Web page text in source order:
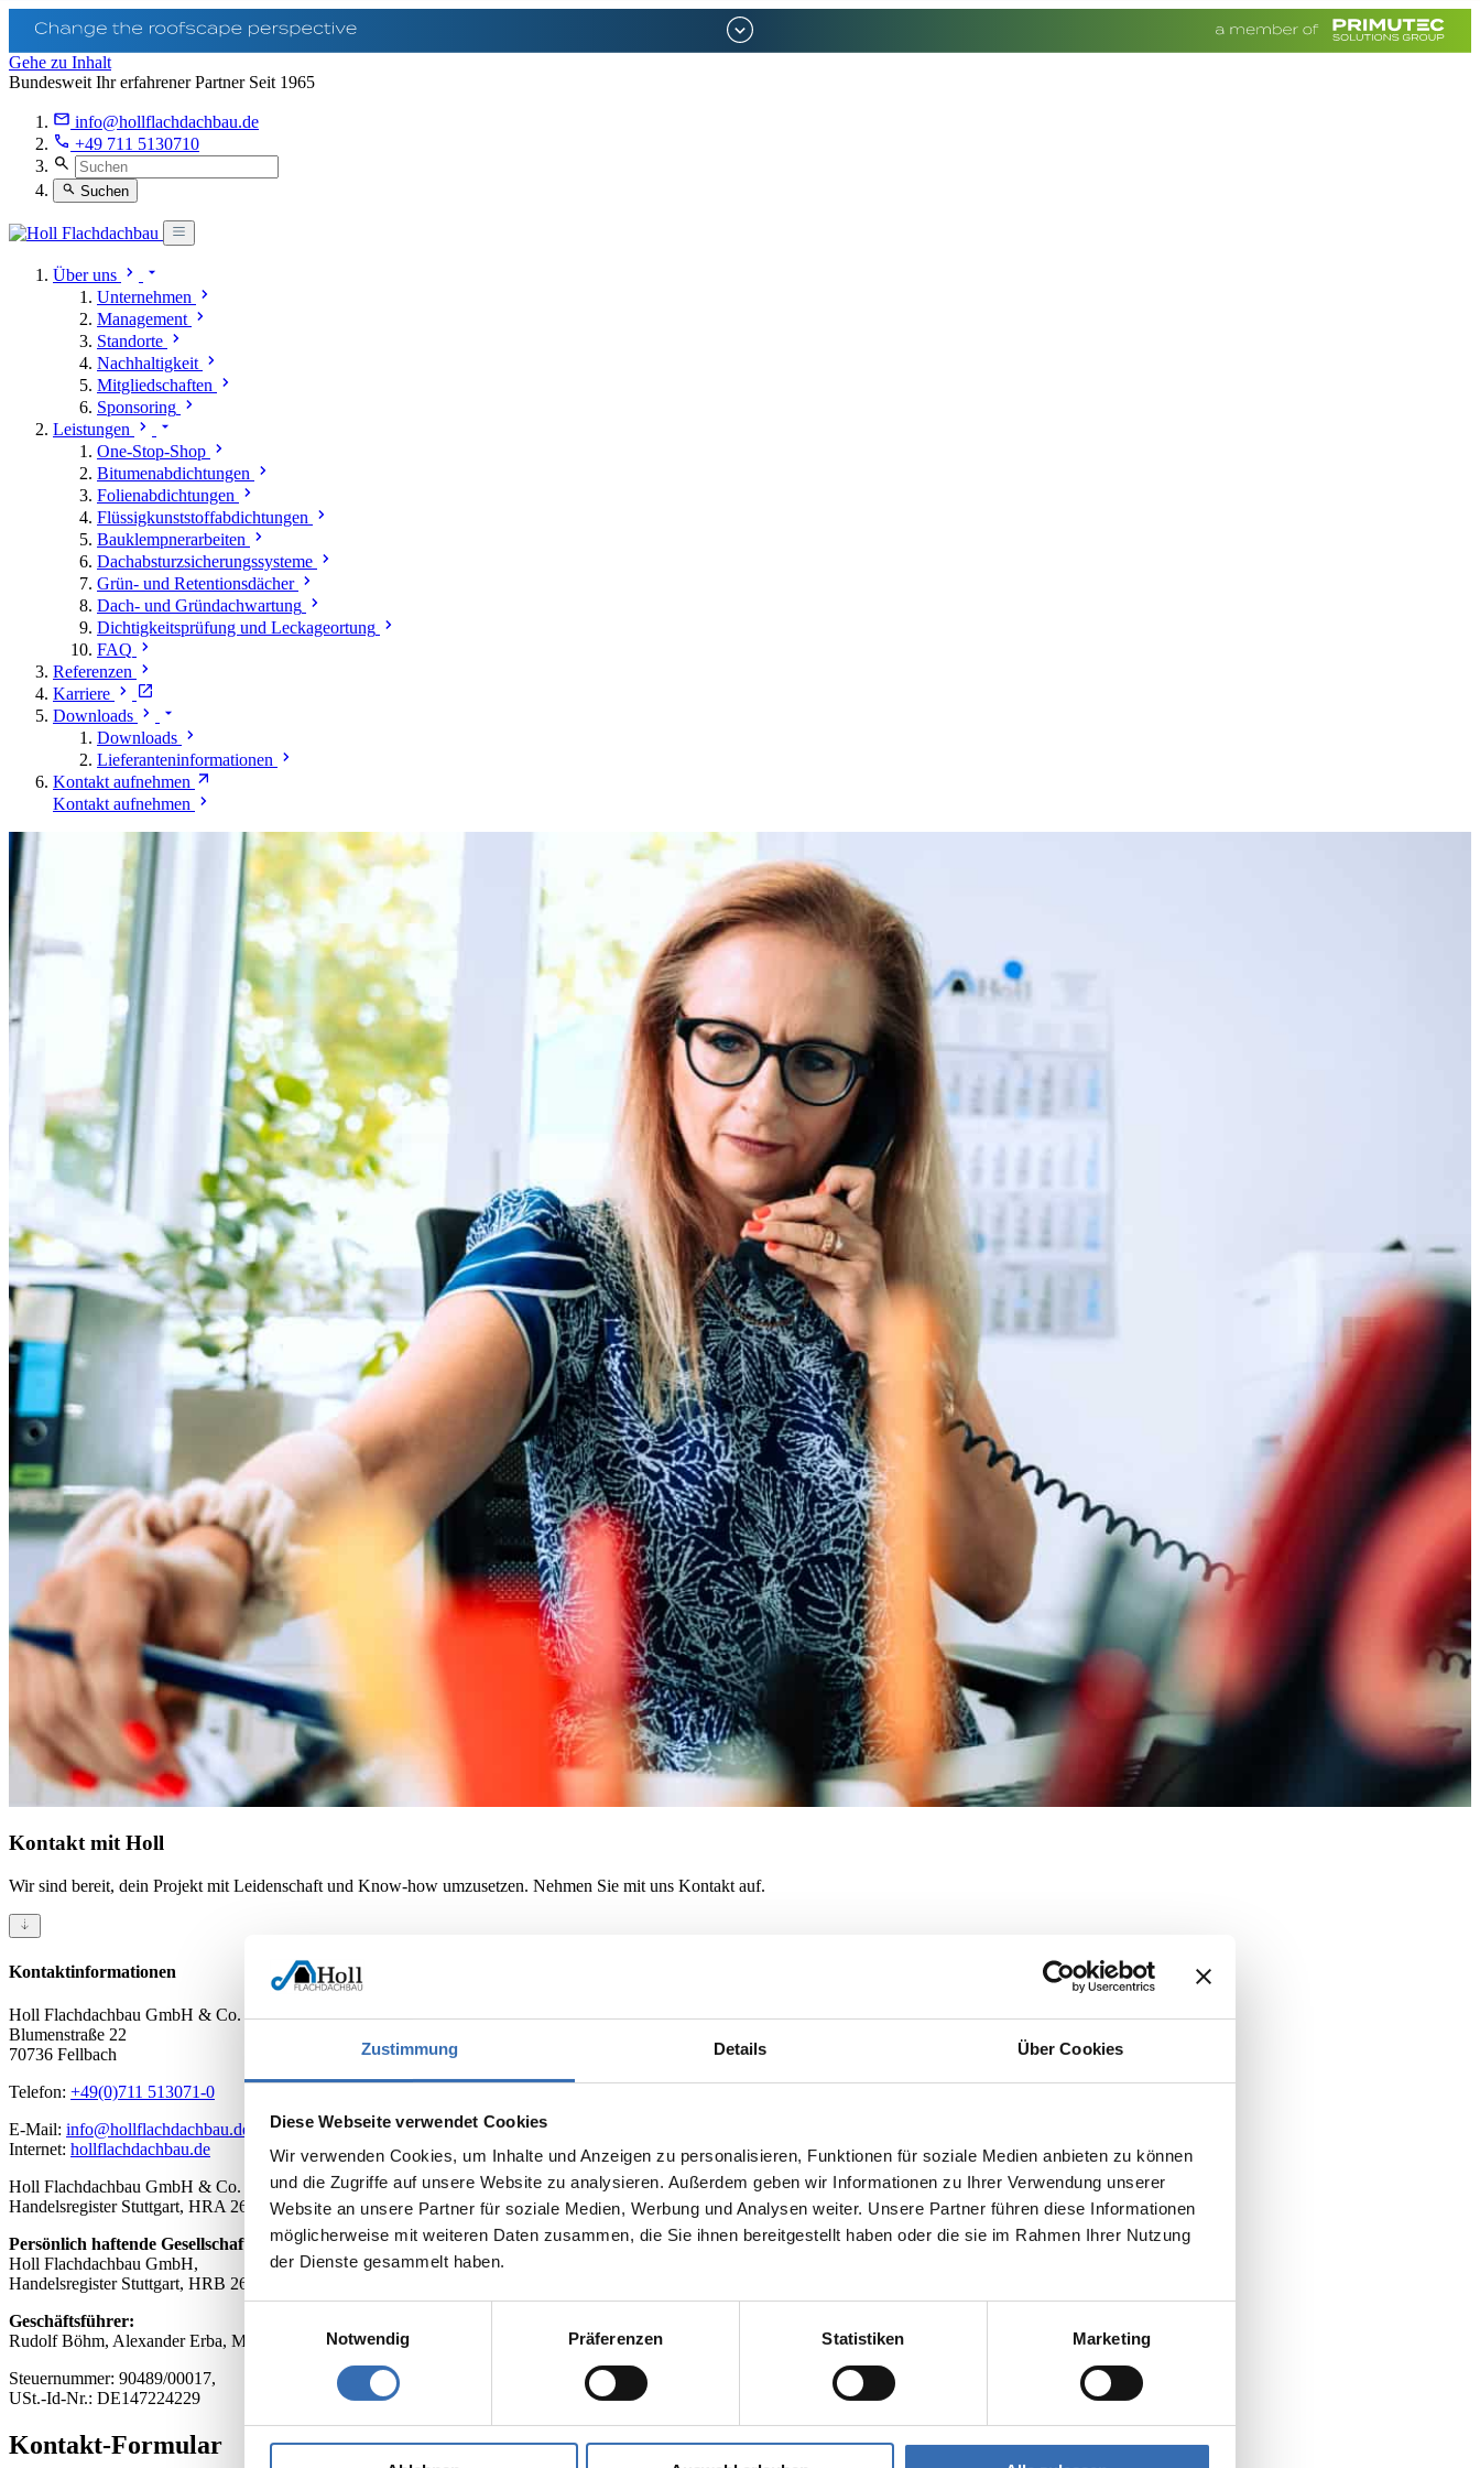
Zustimmung Details Über Cookies
Diese Webseite verwendet Cookies
Wir verwenden Cookies, um Inhalte und Anzeigen zu personalisieren, Funktionen für soziale Medien anbieten zu können
und die Zugriffe auf unsere Website zu analysieren. Außerdem geben wir Informationen zu Ihrer Verwendung unserer
Website an unsere Partner für soziale Medien, Werbung und Analysen weiter. Unsere Partner führen diese Informationen
möglicherweise mit weiteren Daten zusammen, die Sie ihnen bereitgestellt haben oder die sie im Rahmen Ihrer Nutzung
der Dienste gesammelt haben.
Notwendig
Präferenzen Statistiken Marketing
Gehe zu Inhalt
Bundesweit Ihr erfahrener Partner Seit 1965
info@hollflachdachbau.de
+49 711 5130710
Suchen
Über uns
Unternehmen
Management
Standorte
Nachhaltigkeit
Mitgliedschaften
Sponsoring
Leistungen
One-Stop-Shop
Bitumenabdichtungen
Folienabdichtungen
Flüssigkunststoffabdichtungen
Bauklempnerarbeiten
Dachabsturzsicherungssysteme
Grün- und Retentionsdächer
Dach- und Gründachwartung
Dichtigkeitsprüfung und Leckageortung
FAQ
Referenzen
Karriere
Downloads
Downloads
Lieferanteninformationen
Kontakt aufnehmen
Kontakt aufnehmen
Kontaktmit Holl
Wir sind bereit, dein Projekt mit Leidenschaft und Know-how umzusetzen. Nehmen Sie mit uns Kontakt auf.
Kontaktinformationen
Holl Flachdachbau GmbH & Co. KG Isolierungen
Blumenstraße 22
70736 Fellbach
Telefon: +49(0)711 513071-0
E-Mail: info@hollflachdachbau.de
Internet: hollflachdachbau.de
Holl Flachdachbau GmbH & Co. KG Isolierungen mit Sitz in Fellbach,
Handelsregister Stuttgart, HRA 261671
Persönlich haftende Gesellschafterin:
Holl Flachdachbau GmbH,
Handelsregister Stuttgart, HRB 262494
Geschäftsführer:
Rudolf Böhm, Alexander Erba, Michael Leitz, Peter Stahl
Steuernummer: 90489/00017,
USt.-Id-Nr.: DE147224229
Kontakt-Formular